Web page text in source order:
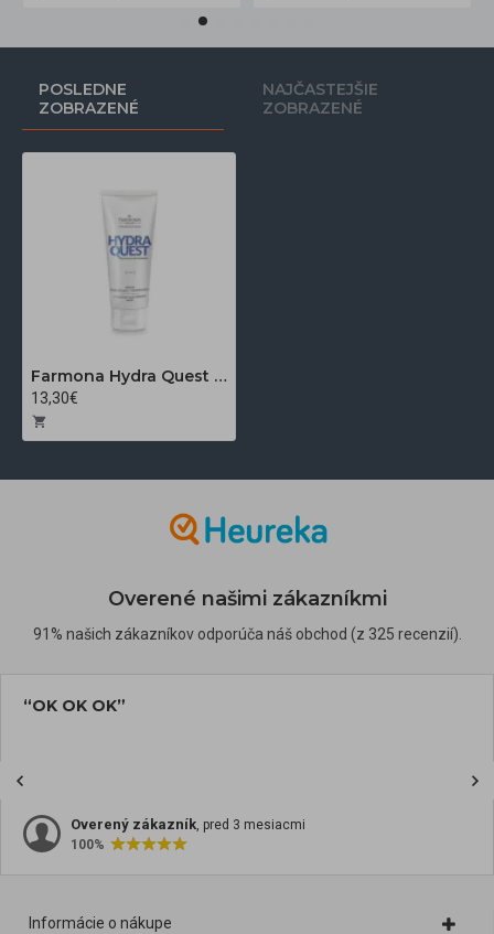
POSLEDNE
ZOBRAZENÉ
NAJČASTEJŠIE
ZOBRAZENÉ
Farmona Hydra Quest hydratačná a spevňujúca maska na tvár 200 ml
13,30€
Overené našimi zákazníkmi
91% našich zákazníkov odporúča náš obchod (z 325 recenzií).
“OK OK OK”
Overený zákazník, pred 3 mesiacmi
100%
Informácie o nákupe